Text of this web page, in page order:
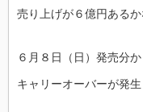
売り上げが６億円ある
６月８日（日）発売分
キャリーオーバーが発